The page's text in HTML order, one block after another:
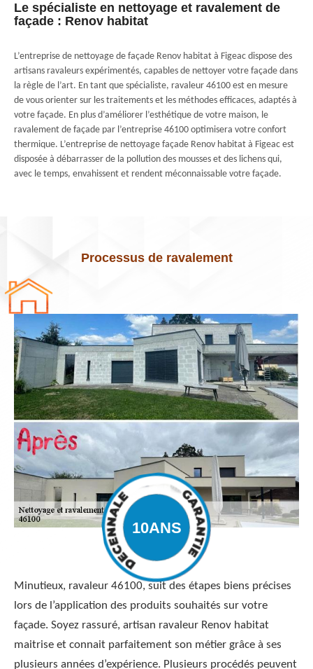
Le spécialiste en nettoyage et ravalement de
façade : Renov habitat
L’entreprise de nettoyage de façade Renov habitat à Figeac dispose des
artisans ravaleurs expérimentés, capables de nettoyer votre façade dans
la règle de l’art. En tant que spécialiste, ravaleur 46100 est en mesure
de vous orienter sur les traitements et les méthodes efficaces, adaptés à
votre façade. En plus d’améliorer l’esthétique de votre maison, le
ravalement de façade par l’entreprise 46100 optimisera votre confort
thermique. L’entreprise de nettoyage façade Renov habitat à Figeac est
disposée à débarrasser de la pollution des mousses et des lichens qui,
avec le temps, envahissent et rendent méconnaissable votre façade.
Processus de ravalement
Minutieux, ravaleur 46100, suit des étapes biens précises
lors de l’application des produits souhaités sur votre
façade. Soyez rassuré, artisan ravaleur Renov habitat
maitrise et connait parfaitement son métier grâce à ses
plusieurs années d’expérience. Plusieurs procédés peuvent